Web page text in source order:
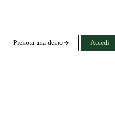
Prenota una demo Accedi